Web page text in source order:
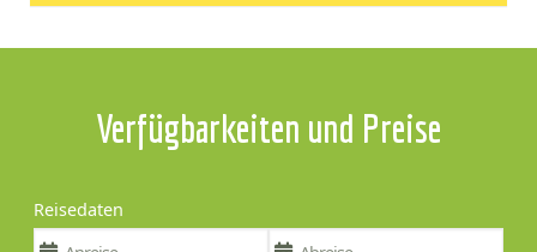
Verfügbarkeiten und Preise
Reisedaten